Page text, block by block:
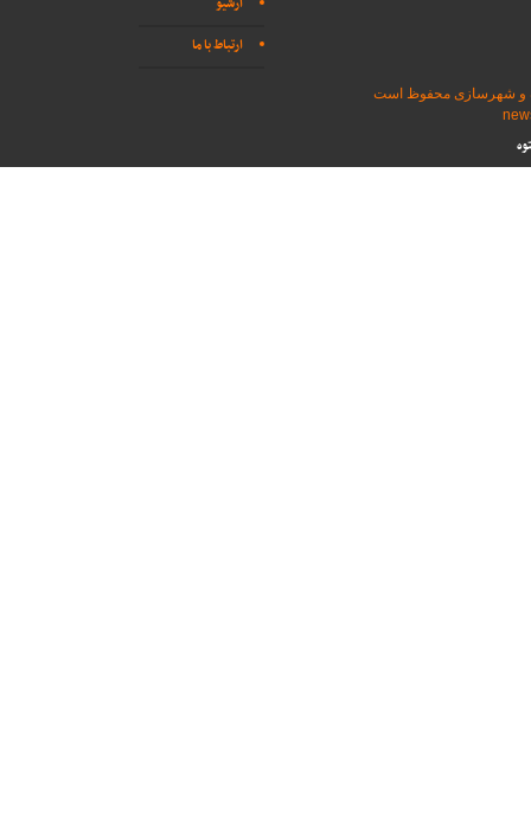
ارتباط با ما
و شهرسازی محفوظ است